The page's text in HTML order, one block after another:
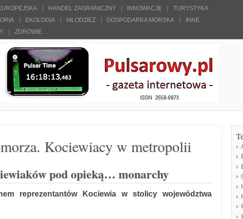
HANDEL ZAGRANICZNY INNOWACJE
TURYSTYKA
EKOLOGIA MŁODZIEŻ GOSPODARKA MORSKA
INNE
ZDROWIE
Kociewiacy w metropolii
pod opieką… monarchy
reprezentantów Kociewia w stolicy województwa